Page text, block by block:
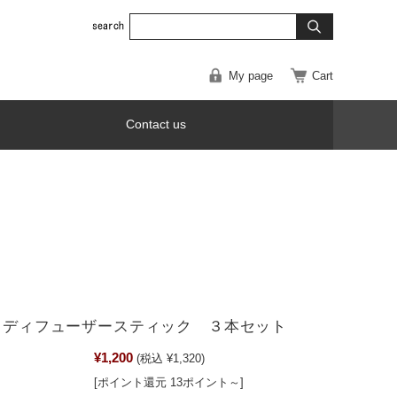
My page Cart
Contact us
ィフューザースティック ３本セット
¥1,200 (税込 ¥1,320)
[ポイント還元 13ポイント～]